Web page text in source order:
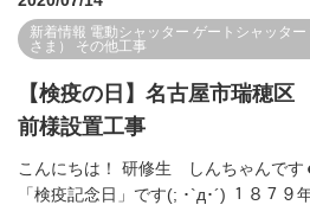
新着情報 電動シャッター ゲートシャッター
さま）
その他工事
【検疫の日】名古屋市瑞穂
前様設置工事
こんにちは！ 研修生 しんちゃんで
「検疫記念日」です(; ･`д･´) １８７９